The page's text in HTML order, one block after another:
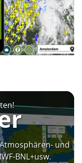
und
BNL+usw.